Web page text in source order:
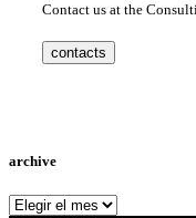
Contact us at the
contacts
archive
archive